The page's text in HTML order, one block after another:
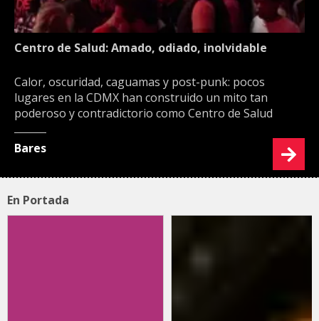
Centro de Salud: Amado, odiado, inolvidable
Calor, oscuridad, caguamas y post-punk: pocos
lugares en la CDMX han construido un mito tan
poderoso y contradictorio como Centro de Salud
Bares
En Portada